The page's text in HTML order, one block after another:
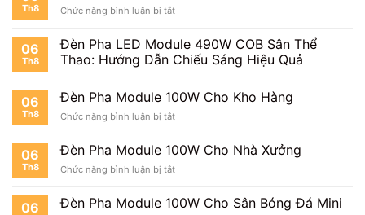
Th8 Chức năng bình luận bị tắtở
Driver
Đèn
Pha
Có
Không?
06
Th8
Đèn Pha LED Module 490W COB Sân Thể
Thao: Hướng Dẫn Chiếu Sáng Hiệu Quả
06
Th8
Đèn Pha Module 100W Cho Kho Hàng
Chức năng bình luận bị tắtở
Pha
Module
100W
Kho
06
Th8
Đèn Pha Module 100W Cho Nhà Xưởng
Chức năng bình luận bị tắtở
Pha
Module
06 Đèn Pha Module 100W Cho Sân Bóng Đá Mini